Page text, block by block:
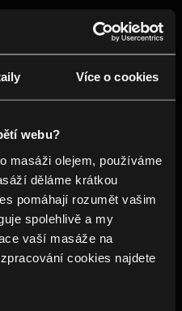
Více o cookies
webu?
masáži olejem, používáme
děláme krátkou
pomáhají rozumět vašim
spolehlivě a my
vaší masáže na
cookies najdete
zajistili co
využití našich služeb.
Eden’s Garden.
se zeptat!
777 511 444